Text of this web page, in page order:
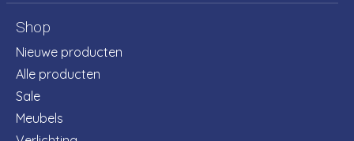
Shop
Nieuwe producten
Alle producten
Sale
Meubels